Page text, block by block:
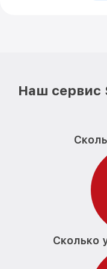
Наш сервис
Сколько